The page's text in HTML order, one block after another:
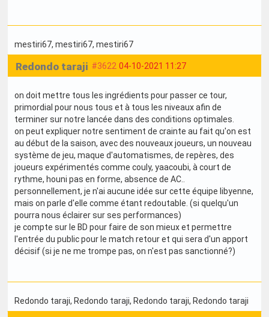
mestiri67, mestiri67, mestiri67
#3622 04-10-2021 11:27
Redondo taraji
on doit mettre tous les ingrédients pour passer ce tour,
primordial pour nous tous et à tous les niveaux afin de
terminer sur notre lancée dans des conditions optimales.
on peut expliquer notre sentiment de crainte au fait qu'on est
au début de la saison, avec des nouveaux joueurs, un nouveau
système de jeu, maque d'automatismes, de repères, des
joueurs expérimentés comme couly, yaacoubi, à court de
rythme, houni pas en forme, absence de AC..
personnellement, je n'ai aucune idée sur cette équipe libyenne,
mais on parle d'elle comme étant redoutable. (si quelqu'un
pourra nous éclairer sur ses performances)
je compte sur le BD pour faire de son mieux et permettre
l'entrée du public pour le match retour et qui sera d'un apport
décisif (si je ne me trompe pas, on n'est pas sanctionné?)
Redondo taraji, Redondo taraji, Redondo taraji, Redondo taraji